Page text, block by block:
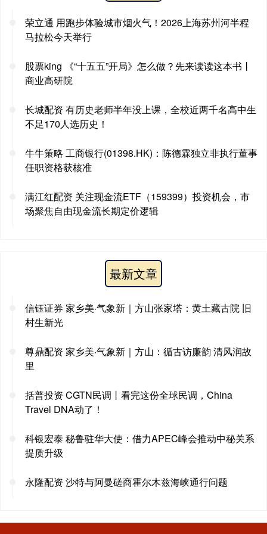
荣立通 用跑步体验城市烟火气！2026上海苏州河半程
马拉松今天举行
股票king 《“十五五”开局》怎么做？先来读读这本书丨
商业高研院
长城配资 有历史老师半年没上课，全校近两千名高中生
不足170人选历史！
牛牛策略 工商银行(01398.HK)：陈德霖独立非执行董事
任职资格获核准
满江红配资 关注现金流ETF（159399）投资机会，市
场聚焦自由现金流长期定价逻辑
最新文章
信钰证券 家乡美·气象新｜方山张家塔：黄土藏古院 旧
村生新光
尊鼎配资 家乡美·气象新｜方山：循古访廉韵 清风润故
里
括普投资 CGTN民调丨看完这份全球民调，China
Travel DNA动了！
科银宏泰 秘鲁驻华大使：借力APEC峰会推动中秘关系
提质升级
永隆配资 沙特与阿曼磋商霍尔木兹海峡通行问题